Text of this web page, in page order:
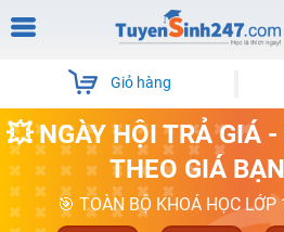
Giỏ hàng
💥 NGÀY HỘI TRẢ GIÁ
THEO GIÁ BẠN
🎯 TOÀN BỘ KHOÁ HỌC